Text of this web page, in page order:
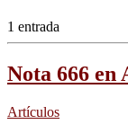
1 entrada
Nota 666 en
Artículos